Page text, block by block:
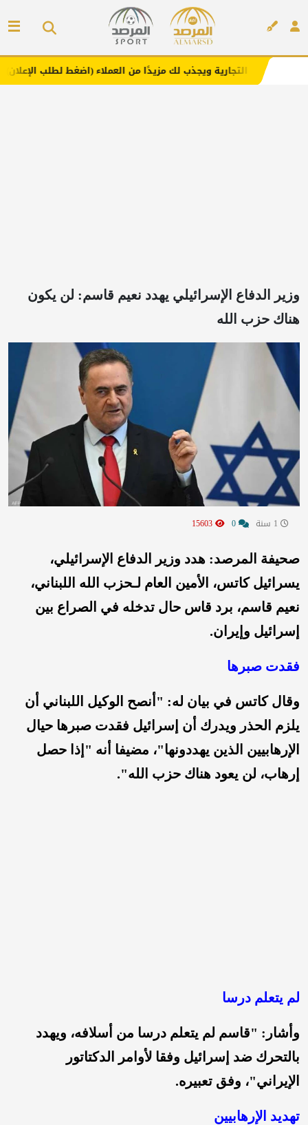
مفارش ويجذب لك مزيدًا من العملاء (اضغط لطلب الإعلان)
وزير الدفاع الإسرائيلي يهدد نعيم قاسم: لن يكون
هناك حزب الله
صحيفة المرصد: هدد وزير الدفاع الإسرائيلي،
يسرائيل كاتس، الأمين العام لـحزب الله اللبناني،
نعيم قاسم، برد قاس حال تدخله في الصراع بين
إسرائيل وإيران.
فقدت صبرها
وقال كاتس في بيان له: "أنصح الوكيل اللبناني أن
يلزم الحذر ويدرك أن إسرائيل فقدت صبرها حيال
الإرهابيين الذين يهددونها"، مضيفا أنه "إذا حصل
إرهاب، لن يعود هناك حزب الله".
لم يتعلم درسا
وأشار: "قاسم لم يتعلم درسا من أسلافه، ويهدد
بالتحرك ضد إسرائيل وفقا لأوامر الدكتاتور
الإيراني"، وفق تعبيره.
تهديد الإرهابيين